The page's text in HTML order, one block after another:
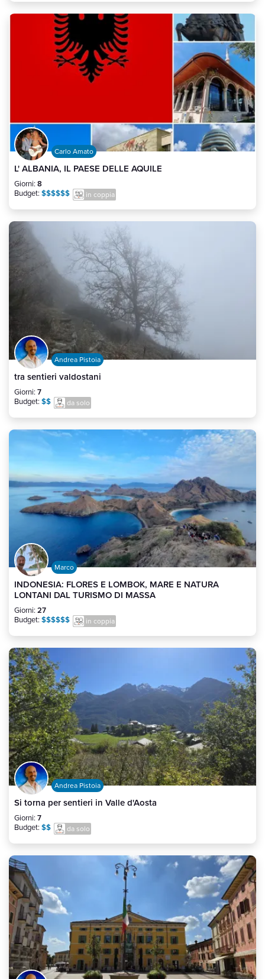
Carlo Amato
L' ALBANIA, IL PAESE DELLE AQUILE
Giorni: 8
Budget: $$$$$$ in coppia
Andrea Pistoia
tra sentieri valdostani
Giorni: 7
Budget: $$ da solo
Marco
INDONESIA: FLORES E LOMBOK, MARE E NATURA
LONTANI DAL TURISMO DI MASSA
Giorni: 27
Budget: $$$$$$ in coppia
Andrea Pistoia
Si torna per sentieri in Valle d'Aosta
Giorni: 7
Budget: $$ da solo